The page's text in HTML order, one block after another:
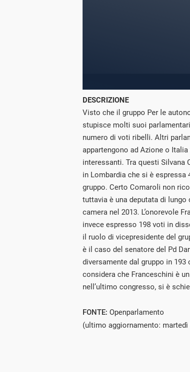
DESCRIZIONE
Visto che il gruppo Per le
stupisce molti suoi
numero di voti ribelli. Altri
appartengono ad Azione o
interessanti. Tra questi Silvana
in Lombardia che si è espressa
gruppo. Certo Comaroli non
tuttavia è una deputata di
camera nel 2013. L’onorevole
invece espresso 198 voti in
il ruolo di vicepresidente del
è il caso del senatore del Pd
diversamente dal gruppo in
considera che Franceschini è
nell’ultimo congresso, si è
FONTE: Openparlamento
(ultimo aggiornamento: martedì